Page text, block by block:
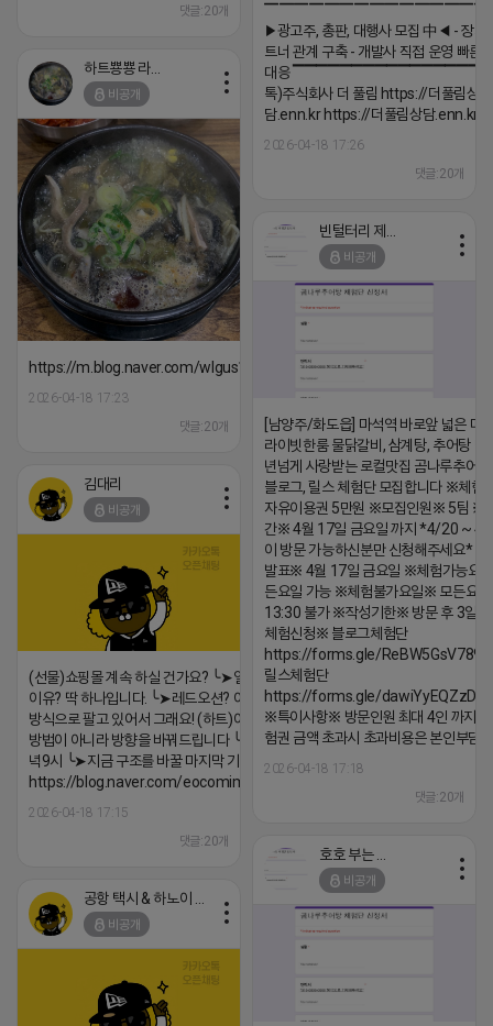
▶광고주, 총판, 대행사 모집 中◀ - 장기
트너 관계 구축 - 개발사 직접 운영 빠른
대응
톡)주식회사 더 풀림 https://더풀림상
담.enn.kr https://더풀림상담.enn.kr
2026-04-18 17:26
댓글:20개
댓글:20개
하트뿅뿅 라이언
비공개
https://m.blog.naver.com/wlgus1647/224253846149
2026-04-18 17:23
댓글:20개
비공개
[남양주/화도읍] 마석역 바로앞 넓은 매
라이빗한룸 물닭갈비, 삼계탕, 추어탕 맛
년넘게 사랑받는 로컬맛집 곰나루추어
블로그, 릴스 체험단 모집합니다 ※체험
자유이용권 5만원 ※모집인원※ 5팀 ※
간※ 4월 17일 금요일 까지 *4/20 ~ 4/
이 방문 가능하신분만 신청해주세요* ※
발표※ 4월 17일 금요일 ※체험가능요
든요일 가능 ※체험불가요일※ 모든요
13:30 불가 ※작성기한※ 방문 후 3일
체험신청※ 블로그체험단
https://forms.gle/
릴스체험단
https://forms.gle/
※특이사항※ 방문인원 최대 4인 까지
험권 금액 초과시 초과비용은 본인부담
2026-04-18 17:18
댓글:20개
김대리
비공개
(선물)쇼핑몰 계속 하실 건가요? ╰➤열심히 해도 안되는
이유? 딱 하나입니다. ╰➤레드오션? 아니요! ╰➤모두 같은
방식으로 팔고 있어서 그래요! (하트)이번엔 다릅니다. ╰➤
방법이 아니라 방향을 바꿔드립니다 ╰➤4월 21일(화) 저
녁9시 ╰➤지금 구조를 바꿀 마지막 기회
https://blog.naver.com/eocomim/224250518436
2026-04-18 17:15
댓글:20개
비공개
비공개